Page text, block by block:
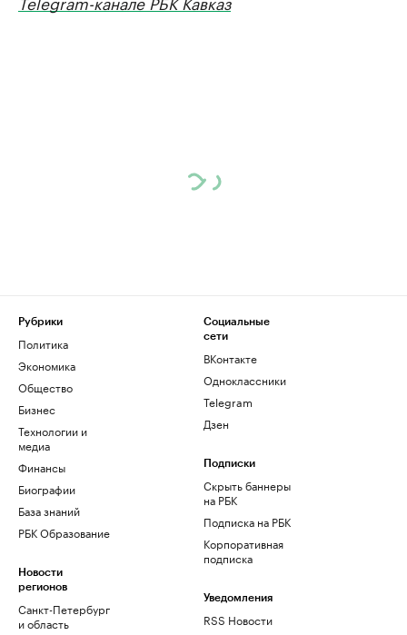
Рубрики
Политика
Экономика
Общество
Бизнес
Технологии и
медиа
Финансы
Биографии
База знаний
РБК Образование
Новости
регионов
Санкт-Петербург
и область
Социальные
сети
ВКонтакте
Одноклассники
Telegram
Дзен
Подписки
Скрыть баннеры
на РБК
Подписка на РБК
Корпоративная
подписка
Уведомления
RSS Новости